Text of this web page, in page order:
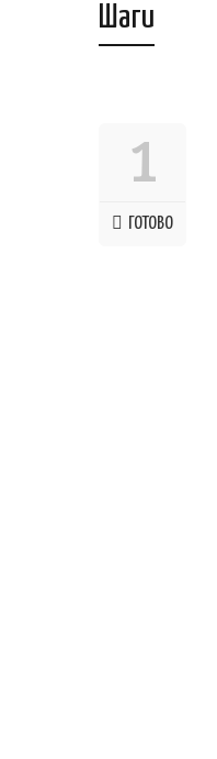
Шаги
1
ГОТОВО